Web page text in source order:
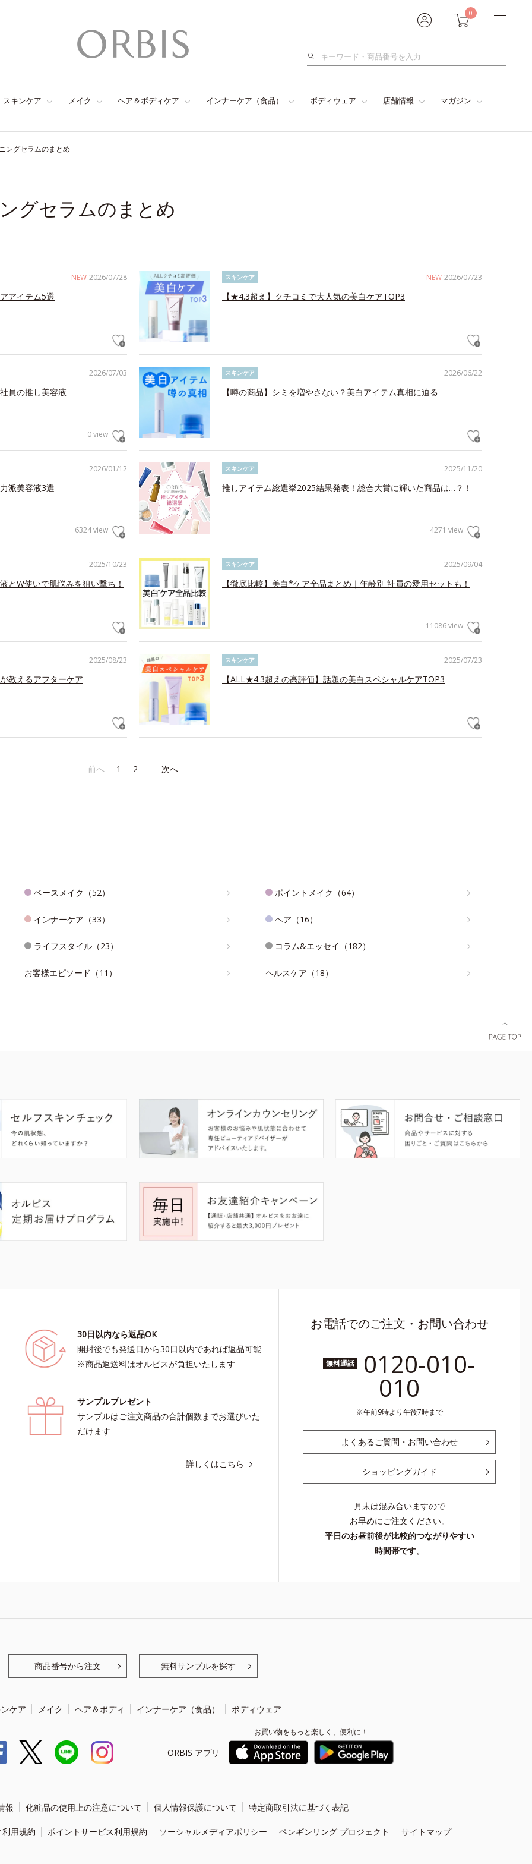
0
検
スキンケア メイク ヘア＆ボディケア インナーケア（食品） ボディウェア 店舗情報 マガジン
ングセラムのまとめ
グセラムのまとめ
NEW 2026/07/28
アイテム5選
NEW 2026/07/23
スキンケア
【★4.3超え】クチコミで大人気の美白ケアTOP3
2026/07/03
員の推し美容液
0 view
2026/06/22
スキンケア
【噂の商品】シミを増やさない？美白アイテム真相に迫る
2026/01/12
派美容液3選
6324 view
2025/11/20
スキンケア
推しアイテム総選挙2025結果発表！総合大賞に輝いた商品は…？！
4271 view
2025/10/23
とW使いで肌悩みを狙い撃ち！
2025/09/04
スキンケア
【徹底比較】美白*ケア全品まとめ｜年齢別 社員の愛用セットも！
11086 view
2025/08/23
教えるアフターケア
2025/07/23
スキンケア
【ALL★4.3超えの高評価】話題の美白スペシャルケアTOP3
前へ 1 2 次へ
ベースメイク（52） ポイントメイク（64）
インナーケア（33） ヘア（16）
ライフスタイル（23） コラム&エッセイ（182）
お客様エピソード（11） ヘルスケア（18）
30日以内なら返品OK
開封後でも発送日から30日以内であれば返品可能
※商品返送料はオルビスが負担いたします
サンプルプレゼント
サンプルはご注文商品の合計個数までお選びいた
だけます
詳しくはこちら
お電話でのご注文・お問い合わせ
無料通話 0120-010-
010
午前9時より午後7時まで
よくあるご質問・お問い合わせ
ショッピングガイド
月末は混み合いますので
お早めにご注文ください。
平日のお昼前後が比較的つながりやすい
時間帯です。
商品番号から注文 無料サンプルを探す
ケア メイク ヘア＆ボディ インナーケア（食品） ボディウェア
ORBIS アプリ
お買い物をもっと楽しく、便利に！
報 化粧品の使用上の注意について 個人情報保護について 特定商取引法に基づく表記
用規約 ポイントサービス利用規約 ソーシャルメディアポリシー ペンギンリング プロジェクト サイトマップ